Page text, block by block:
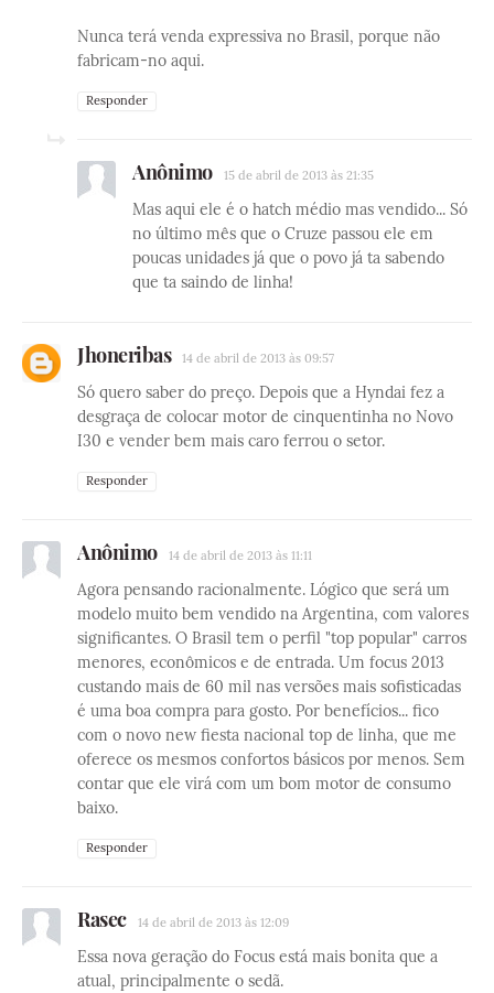
Nunca terá venda expressiva no Brasil, porque não
fabricam-no aqui.
Responder
Anônimo 15 de abril de 2013 às 21:35
Mas aqui ele é o hatch médio mas vendido... Só
no último mês que o Cruze passou ele em
poucas unidades já que o povo já ta sabendo
que ta saindo de linha!
Jhoneribas 14 de abril de 2013 às 09:57
Só quero saber do preço. Depois que a Hyndai fez a
desgraça de colocar motor de cinquentinha no Novo
I30 e vender bem mais caro ferrou o setor.
Responder
Anônimo 14 de abril de 2013 às 11:11
Agora pensando racionalmente. Lógico que será um
modelo muito bem vendido na Argentina, com valores
significantes. O Brasil tem o perfil "top popular" carros
menores, econômicos e de entrada. Um focus 2013
custando mais de 60 mil nas versões mais sofisticadas
é uma boa compra para gosto. Por benefícios... fico
com o novo new fiesta nacional top de linha, que me
oferece os mesmos confortos básicos por menos. Sem
contar que ele virá com um bom motor de consumo
baixo.
Responder
Rasec 14 de abril de 2013 às 12:09
Essa nova geração do Focus está mais bonita que a
atual, principalmente o sedã.